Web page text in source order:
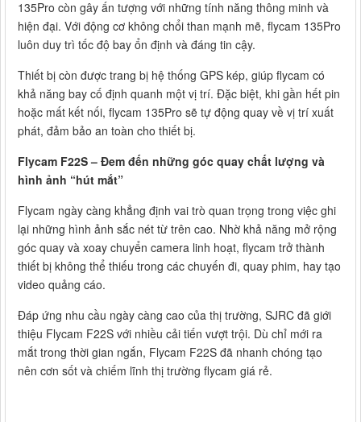
135Pro còn gây ấn tượng với những tính năng thông minh và
hiện đại. Với động cơ không chổi than mạnh mẽ, flycam 135Pro
luôn duy trì tốc độ bay ổn định và đáng tin cậy.
Thiết bị còn được trang bị hệ thống GPS kép, giúp flycam có
khả năng bay cố định quanh một vị trí. Đặc biệt, khi gần hết pin
hoặc mất kết nối, flycam 135Pro sẽ tự động quay về vị trí xuất
phát, đảm bảo an toàn cho thiết bị.
Flycam F22S – Đem đến những góc quay chất lượng và
hình ảnh “hút mắt”
Flycam ngày càng khẳng định vai trò quan trọng trong việc ghi
lại những hình ảnh sắc nét từ trên cao. Nhờ khả năng mở rộng
góc quay và xoay chuyển camera linh hoạt, flycam trở thành
thiết bị không thể thiếu trong các chuyến đi, quay phim, hay tạo
video quảng cáo.
Đáp ứng nhu cầu ngày càng cao của thị trường, SJRC đã giới
thiệu Flycam F22S với nhiều cải tiến vượt trội. Dù chỉ mới ra
mắt trong thời gian ngắn, Flycam F22S đã nhanh chóng tạo
nên cơn sốt và chiếm lĩnh thị trường flycam giá rẻ.